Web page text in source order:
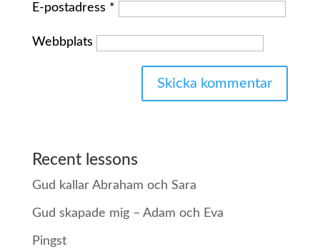
E-postadress *
Webbplats
Recent lessons
Gud kallar Abraham och Sara
Gud skapade mig – Adam och Eva
Pingst